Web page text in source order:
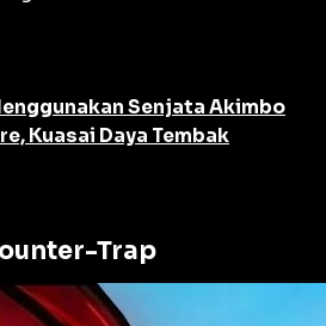
Senjata Akimbo
Kuasai Daya Tembak
Trap